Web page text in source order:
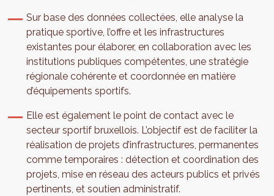
Sur base des données collectées, elle analyse la
pratique sportive, l’offre et les infrastructures
existantes pour élaborer, en collaboration avec les
institutions publiques compétentes, une stratégie
régionale cohérente et coordonnée en matière
d’équipements sportifs.
Elle est également le point de contact avec le
secteur sportif bruxellois. L’objectif est de faciliter la
réalisation de projets d’infrastructures, permanentes
comme temporaires : détection et coordination des
projets, mise en réseau des acteurs publics et privés
pertinents, et soutien administratif.